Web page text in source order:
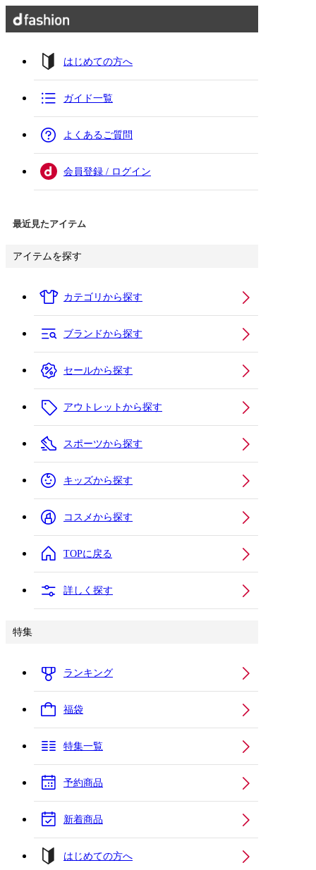
はじめての方へ
ガイド一覧
よくあるご質問
会員登録 / ログイン
最近見たアイテム
アイテムを探す
カテゴリから探す
ブランドから探す
セールから探す
アウトレットから探す
スポーツから探す
キッズから探す
コスメから探す
TOPに戻る
詳しく探す
特集
ランキング
福袋
特集一覧
予約商品
新着商品
はじめての方へ